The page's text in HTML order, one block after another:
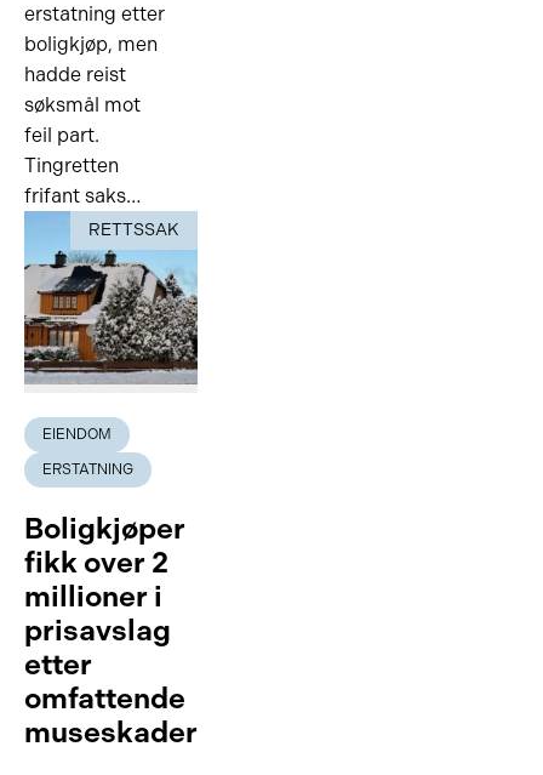
erstatning etter
boligkjøp, men
hadde reist
søksmål mot
feil part.
Tingretten
frifant saks…
RETTSSAK
EIENDOM
ERSTATNING
Boligkjøper
fikk over 2
millioner i
prisavslag
etter
omfattende
museskader